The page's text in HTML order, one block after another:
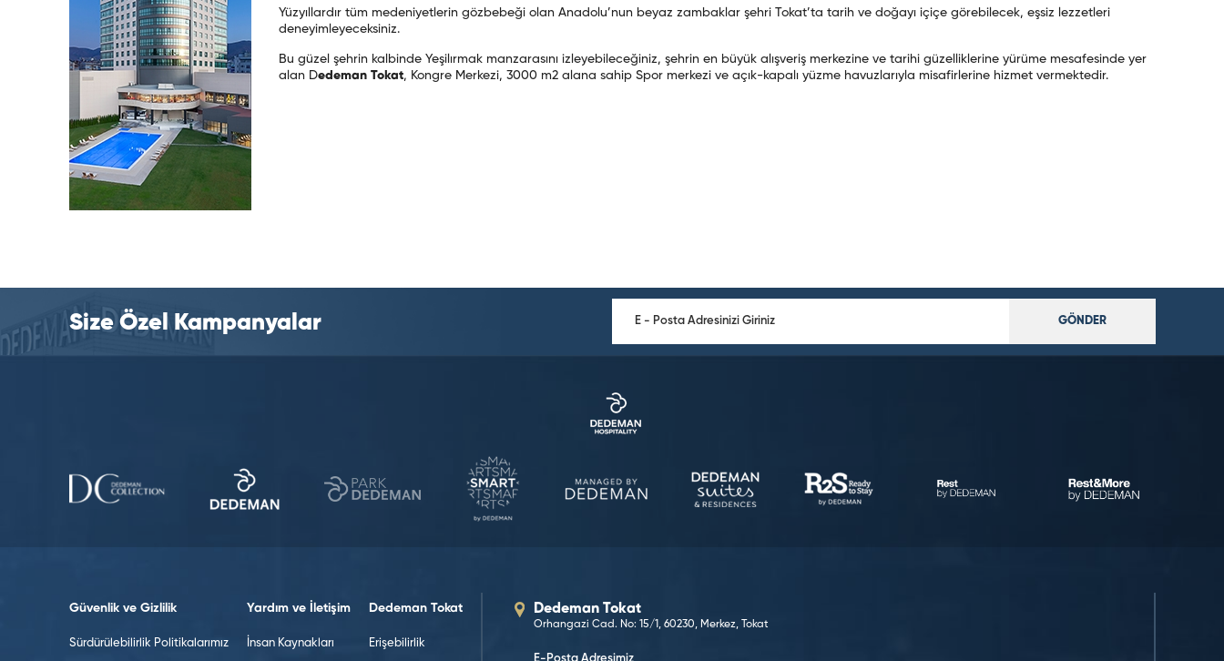
Yüzyıllardır tüm medeniyetlerin gözbebeği olan Anadolu’nun beyaz zambaklar şehri Tokat’ta tarih ve doğayı içiçe görebilecek, eşsiz lezzetleri
deneyimleyeceksiniz.
Bu güzel şehrin kalbinde Yeşilırmak manzarasını izleyebileceğiniz, şehrin en büyük alışveriş merkezine ve tarihi güzelliklerine yürüme mesafesinde yer
alan Dedeman Tokat, Kongre Merkezi, 3000 m2 alana sahip Spor merkezi ve açık-kapalı yüzme havuzlarıyla misafirlerine hizmet vermektedir.
Size Özel Kampanyalar GÖNDER
Güvenlik ve Gizlilik
Sürdürülebilirlik Politikalarımız
Yardım ve İletişim
İnsan Kaynakları
Dedeman Tokat
Erişebilirlik
Dedeman Tokat
Orhangazi Cad. No: 15/1, 60230, Merkez, Tokat